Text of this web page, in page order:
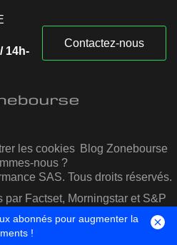
14h-
Contactez-nous
les cookies Blog Zonebourse
nous ?
SAS. Tous droits réservés.
par Factset, Morningstar et S&P
IQ
abonnés pour augmenter la
!